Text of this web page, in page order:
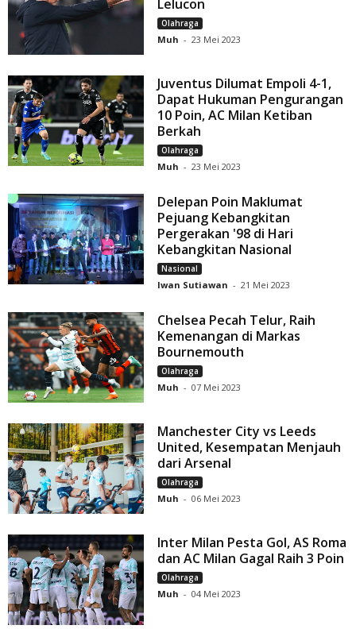
Lelucon
Olahraga
Muh - 23 Mei 2023
Juventus Dilumat Empoli 4-1,
Dapat Hukuman Pengurangan
10 Poin, AC Milan Ketiban
Berkah
Olahraga
Muh - 23 Mei 2023
Delepan Poin Maklumat
Pejuang Kebangkitan
Pergerakan '98 di Hari
Kebangkitan Nasional
Nasional
Iwan Sutiawan - 21 Mei 2023
Chelsea Pecah Telur, Raih
Kemenangan di Markas
Bournemouth
Olahraga
Muh - 07 Mei 2023
Manchester City vs Leeds
United, Kesempatan Menjauh
dari Arsenal
Olahraga
Muh - 06 Mei 2023
Inter Milan Pesta Gol, AS Roma
dan AC Milan Gagal Raih 3 Poin
Olahraga
Muh - 04 Mei 2023